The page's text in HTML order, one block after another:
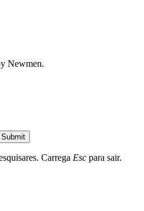
Newmen.
Submit
Carrega Esc para sair.